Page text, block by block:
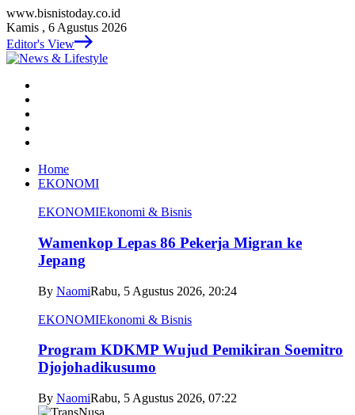
www.bisnistoday.co.id
Kamis , 6 Agustus 2026
Editor's View
Home
EKONOMI
EKONOMIEkonomi & Bisnis
Wamenkop Lepas 86 Pekerja Migran ke
Jepang
By NaomiRabu, 5 Agustus 2026, 20:24
EKONOMIEkonomi & Bisnis
Program KDKMP Wujud Pemikiran Soemitro
Djojohadikusumo
By NaomiRabu, 5 Agustus 2026, 07:22